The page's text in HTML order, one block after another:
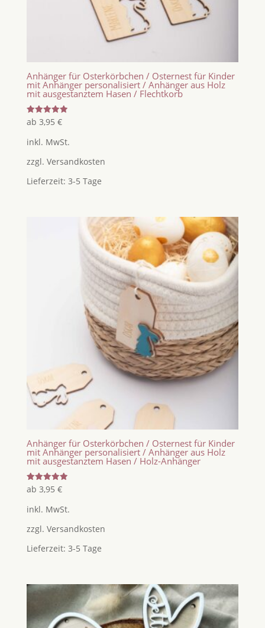
Anhänger für Osterkörbchen / Osternest für Kinder
mit Anhänger personalisiert / Anhänger aus Holz
mit ausgestanztem Hasen / Flechtkorb
Bewertet
mit
von 5
ab 3,95 €
inkl. MwSt.
zzgl. Versandkosten
Lieferzeit: 3-5 Tage
Anhänger für Osterkörbchen / Osternest für Kinder
mit Anhänger personalisiert / Anhänger aus Holz
mit ausgestanztem Hasen / Holz-Anhänger
Bewertet
mit
von 5
ab 3,95 €
inkl. MwSt.
zzgl. Versandkosten
Lieferzeit: 3-5 Tage